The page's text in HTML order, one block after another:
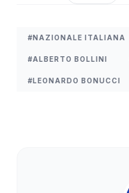
#NAZIONALE ITALIANA
#ALBERTO BOLLINI
#LEONARDO BONUCCI